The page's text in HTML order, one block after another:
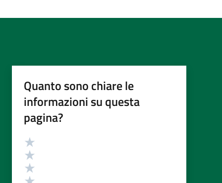
Quanto sono chiare le
informazioni su questa
pagina?
Valutazione